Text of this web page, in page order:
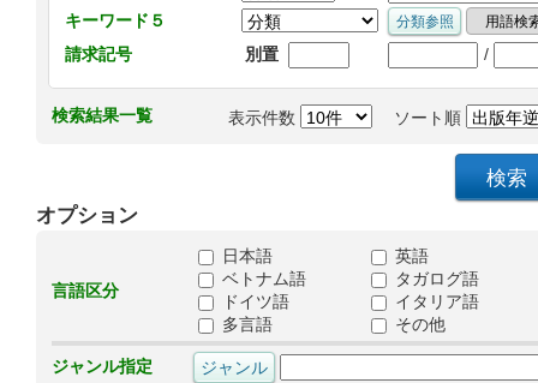
キーワード５
請求記号
別置 /
検索結果一覧 表示件数 ソート順
オプション
言語区分
日本語
英語
ベトナム語
タガログ語
ドイツ語
イタリア語
多言語
その他
ジャンル指定